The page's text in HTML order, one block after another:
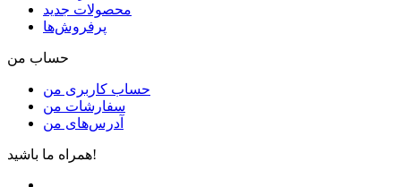
محصولات جدید
پرفروش‌ها
حساب من
حساب کاربری من
سفارشات من
آدرس‌های من
همراه ما باشید!